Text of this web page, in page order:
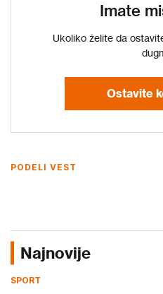
Imate
Ukoliko želite da
Ostavite
PODELI VEST
Najnovije
SPORT